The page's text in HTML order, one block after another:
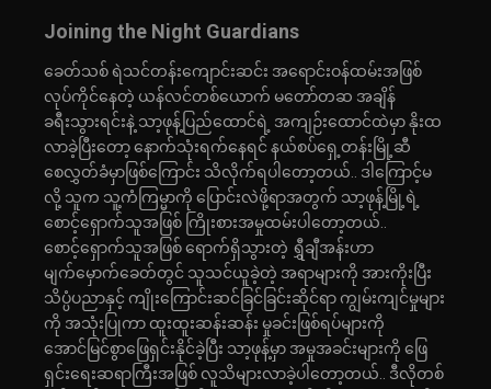
Joining the Night Guardians
ခေတ်သစ် ရဲသင်တန်းကျောင်းဆင်း အရောင်းဝန်ထမ်းအဖြစ်
လုပ်ကိုင်‌နေတဲ့ ယန်လင်တစ်ယောက် မတော်တဆ အချိန်
ခရီးသွားရင်းနဲ့ သာ့ဖုန့်ပြည်ထောင်ရဲ့ အကျဉ်းထောင်ထဲမှာ နိုးထ
လာခဲ့ပြီးတော့ နောက်သုံးရက်နေရင် နယ်စပ်ရှေ့တန်းမြို့ဆီ
စေလွှတ်ခံမှာဖြစ်ကြောင်း သိလိုက်ရပါတော့တယ်.. ဒါကြောင့်မ
လို့ သူက သူ့ကံကြမ္မာကို ပြောင်းလဲဖို့ရာအတွက် ‌သာ့ဖုန့်မြို့ရဲ့
စောင့်ရှောက်သူအဖြစ် ကြိုးစားအမှုထမ်းပါတော့တယ်..
စောင့်ရှောက်သူအဖြစ် ရောက်ရှိသွားတဲ့ ရွှီချီအန်းဟာ
မျက်မှောက်ခေတ်တွင် သူသင်ယူခဲ့တဲ့ အရာများကို အားကိုးပြီး
သိပ္ပံပညာနှင့် ကျိုးကြောင်းဆင်ခြင်ခြင်းဆိုင်ရာ ကျွမ်းကျင်မှုများ
ကို အသုံးပြုကာ ထူးထူးဆန်းဆန်း မှုခင်းဖြစ်ရပ်များကို
အောင်မြင်စွာဖြေရှင်းနိုင်ခဲ့ပြီး သာ့ဖုန့်မှာ အမှုအခင်းများကို ဖြေ
ရှင်းရေးဆရာကြီးအဖြစ် လူသိများလာခဲ့ပါတော့တယ်.. ဒီလိုတစ်